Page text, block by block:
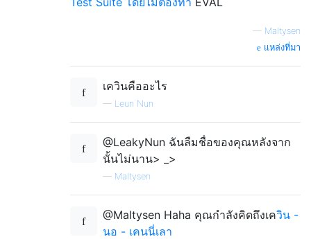
— Maltysen
แหล่งที่มา
เควินคืออะไร
— Leun Nun
@LeakyNun ฉันลืมชื่อของคุณหลังจาก
นั้นไม่นาน> _>
— Maltysen
@Maltysen Haha คุณกำลังคิดถึงเควิน -
นอ - เคนนี่เลา